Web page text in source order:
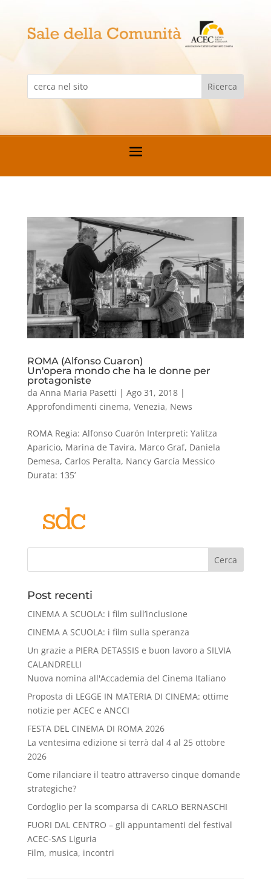
ROMA (Alfonso Cuaron)
Un'opera mondo che ha le donne per
protagoniste
da Anna Maria Pasetti | Ago 31, 2018|
Approfondimenti cinema, Venezia, News
ROMA Regia: Alfonso Cuarón Interpreti: Yalitza
Aparicio, Marina de Tavira, Marco Graf, Daniela
Demesa, Carlos Peralta, Nancy García Messico
Durata: 135’
Cerca
Post recenti
CINEMA A SCUOLA: i film sull’inclusione
CINEMA A SCUOLA: i film sulla speranza
Un grazie a PIERA DETASSIS e buon lavoro a SILVIA
CALANDRELLI
Nuova nomina all'Accademia del Cinema Italiano
Proposta di LEGGE IN MATERIA DI CINEMA: ottime
notizie per ACEC e ANCCI
FESTA DEL CINEMA DI ROMA 2026
La ventesima edizione si terrà dal 4 al 25 ottobre
2026
Come rilanciare il teatro attraverso cinque domande
strategiche?
Cordoglio per la scomparsa di CARLO BERNASCHI
FUORI DAL CENTRO – gli appuntamenti del festival
ACEC-SAS Liguria
Film, musica, incontri